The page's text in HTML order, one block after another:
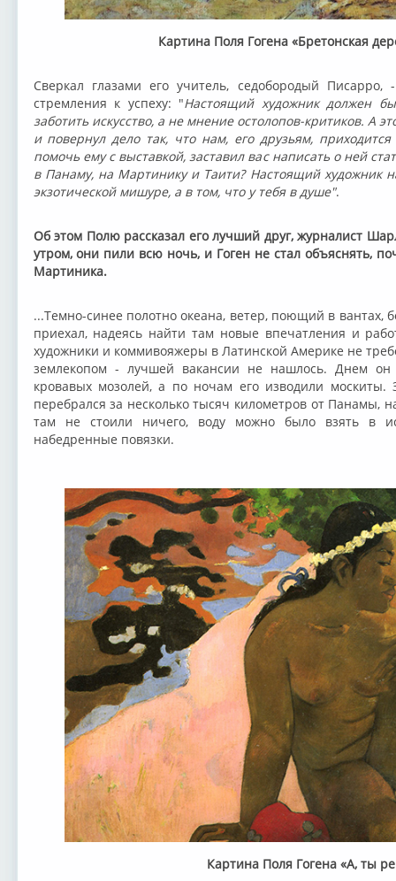
Картина Поля Гогена «Бретонская
Сверкал глазами его учитель, седобородый
стремления к успеху: "Настоящий художник должен
заботить искусство, а не мнение остолопов-критиков. А
и повернул дело так, что нам, его друзьям,
помочь ему с выставкой, заставил вас написать о ней
в Панаму, на Мартинику и Таити? Настоящий художник
экзотической мишуре, а в том, что у тебя в душе".
Об этом Полю рассказал его лучший друг, журналист
утром, они пили всю ночь, и Гоген не стал объяснять,
Мартиника.
...Темно-синее полотно океана, ветер, поющий в вантах,
приехал, надеясь найти там новые впечатления и
художники и коммивояжеры в Латинской Америке не
землекопом - лучшей вакансии не нашлось. Днем он
кровавых мозолей, а по ночам его изводили
перебрался за несколько тысяч километров от Панамы,
там не стоили ничего, воду можно было взять в
набедренные повязки.
Картина Поля Гогена «А, ты